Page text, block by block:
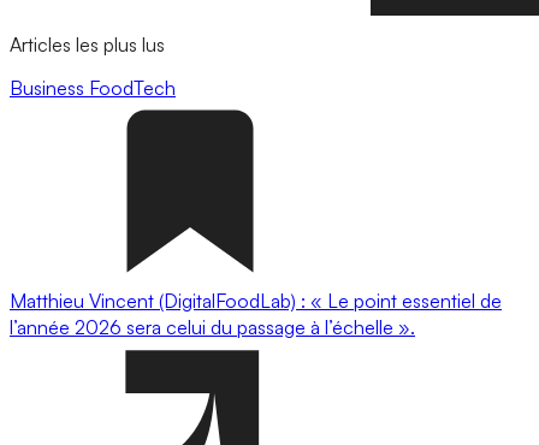
Articles les plus lus
Business FoodTech
Matthieu Vincent (DigitalFoodLab) : « Le point essentiel de
l’année 2026 sera celui du passage à l’échelle ».